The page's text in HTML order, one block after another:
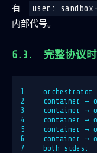
有
user:
内部代号。
完整协议
1
2
3
4
5
6
7
orchestrator
container →
container →
container →
container →
container →
both sides: